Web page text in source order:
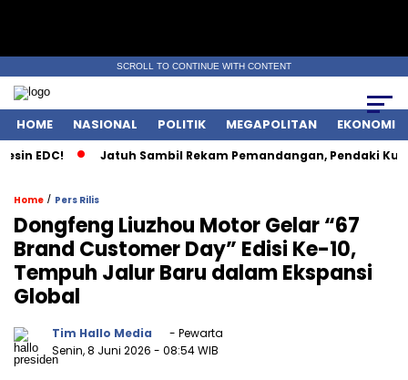
SCROLL TO CONTINUE WITH CONTENT
HOME NASIONAL POLITIK MEGAPOLITAN EKONOMI
Jatuh Sambil Rekam Pemandangan, Pendaki Kudus
Home / Pers Rilis
Dongfeng Liuzhou Motor Gelar “67
Brand Customer Day” Edisi Ke-10,
Tempuh Jalur Baru dalam Ekspansi
Global
Tim Hallo Media
- Pewarta
Senin, 8 Juni 2026 - 08:54 WIB